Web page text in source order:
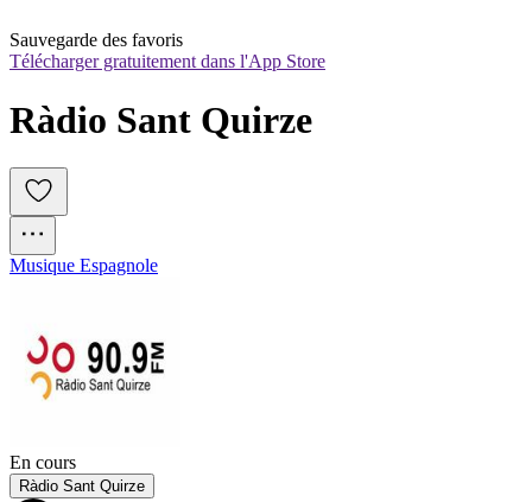
Sauvegarde des favoris
Télécharger gratuitement dans l'App Store
Ràdio Sant Quirze
Musique Espagnole
En cours
Ràdio Sant Quirze